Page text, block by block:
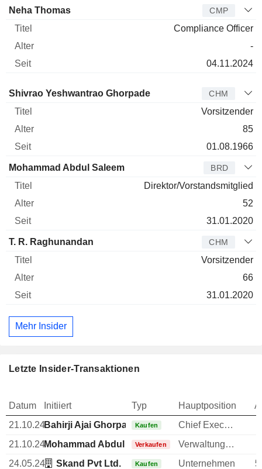
Neha Thomas CMP
Compliance Officer
-
04.11.2024
Verwaltungsratsmitglied Titel Alter
Shivrao Yeshwantrao Ghorpade CHM
Vorsitzender
85
01.08.1966
Mohammad Abdul Saleem BRD
Direktor/Vorstandsmitglied
52
31.01.2020
T. R. Raghunandan CHM
Vorsitzender
66
31.01.2020
Mehr Insider
Letzte Insider-Transaktionen
Datum Initiiert Typ Hauptposition
21.10.24Bahirji Ajai GhorpadeKaufen Chief Executive Officer (CEO)
21.10.24Mohammad Abdul Saleem
Verkaufen Verwaltungsratsmitglied
24.05.24
Skand Pvt Ltd. Kaufen Unternehmen